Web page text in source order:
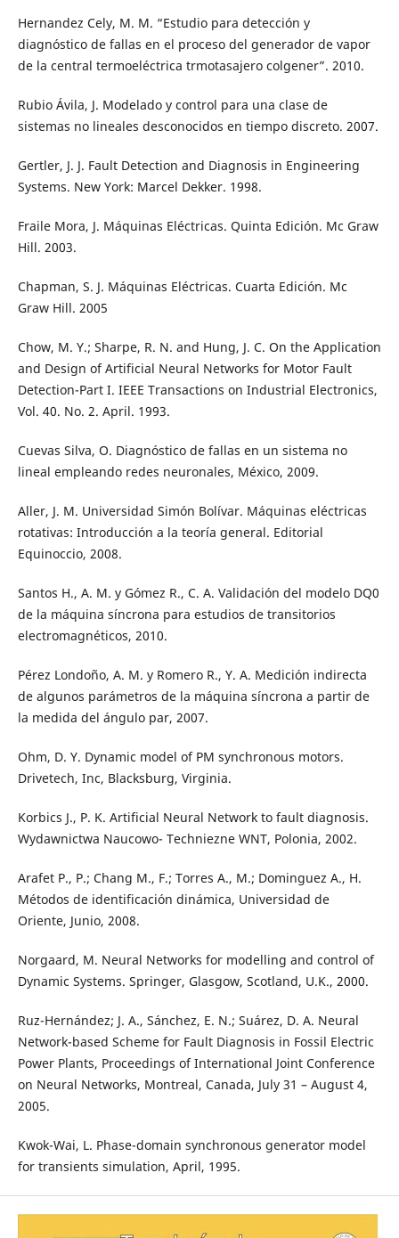
Hernandez Cely, M. M. “Estudio para detección y
diagnóstico de fallas en el proceso del generador de vapor
de la central termoeléctrica trmotasajero colgener”. 2010.
Rubio Ávila, J. Modelado y control para una clase de
sistemas no lineales desconocidos en tiempo discreto. 2007.
Gertler, J. J. Fault Detection and Diagnosis in Engineering
Systems. New York: Marcel Dekker. 1998.
Fraile Mora, J. Máquinas Eléctricas. Quinta Edición. Mc Graw
Hill. 2003.
Chapman, S. J. Máquinas Eléctricas. Cuarta Edición. Mc
Graw Hill. 2005
Chow, M. Y.; Sharpe, R. N. and Hung, J. C. On the Application
and Design of Artificial Neural Networks for Motor Fault
Detection-Part I. IEEE Transactions on Industrial Electronics,
Vol. 40. No. 2. April. 1993.
Cuevas Silva, O. Diagnóstico de fallas en un sistema no
lineal empleando redes neuronales, México, 2009.
Aller, J. M. Universidad Simón Bolívar. Máquinas eléctricas
rotativas: Introducción a la teoría general. Editorial
Equinoccio, 2008.
Santos H., A. M. y Gómez R., C. A. Validación del modelo DQ0
de la máquina síncrona para estudios de transitorios
electromagnéticos, 2010.
Pérez Londoño, A. M. y Romero R., Y. A. Medición indirecta
de algunos parámetros de la máquina síncrona a partir de
la medida del ángulo par, 2007.
Ohm, D. Y. Dynamic model of PM synchronous motors.
Drivetech, Inc, Blacksburg, Virginia.
Korbics J., P. K. Artificial Neural Network to fault diagnosis.
Wydawnictwa Naucowo- Techniezne WNT, Polonia, 2002.
Arafet P., P.; Chang M., F.; Torres A., M.; Dominguez A., H.
Métodos de identificación dinámica, Universidad de
Oriente, Junio, 2008.
Norgaard, M. Neural Networks for modelling and control of
Dynamic Systems. Springer, Glasgow, Scotland, U.K., 2000.
Ruz-Hernández; J. A., Sánchez, E. N.; Suárez, D. A. Neural
Network-based Scheme for Fault Diagnosis in Fossil Electric
Power Plants, Proceedings of International Joint Conference
on Neural Networks, Montreal, Canada, July 31 – August 4,
2005.
Kwok-Wai, L. Phase-domain synchronous generator model
for transients simulation, April, 1995.